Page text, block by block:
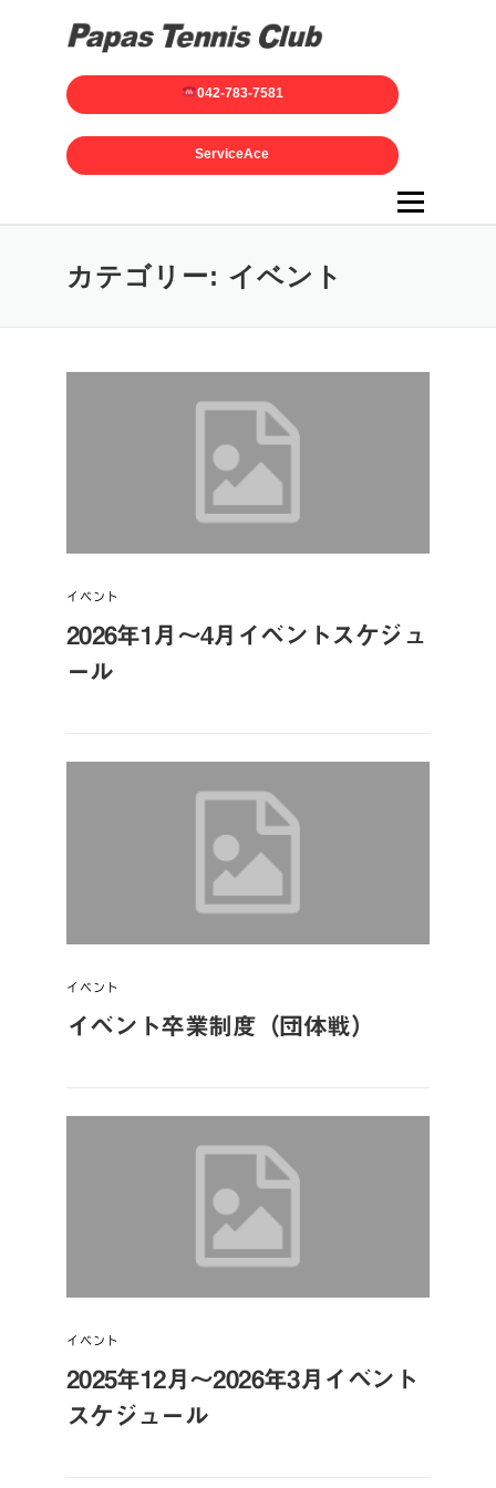
042-783-7581
ServiceAce
メニュー
カテゴリー: イベント
イベント
2026年1月～4月イベントスケジュ
ール
イベント
イベント卒業制度（団体戦）
イベント
2025年12月～2026年3月イベント
スケジュール